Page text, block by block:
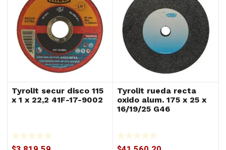
Tyrolit secur disco 115
x 1 x 22,2 41F-17-9002
Tyrolit rueda recta
oxido alum. 175 x 25 x
16/19/25 G46